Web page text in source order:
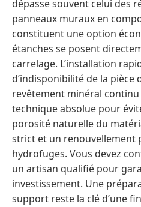
dépasse souvent celui des
panneaux muraux en
constituent une option
étanches se posent
carrelage. L’installation
d’indisponibilité de la pièce
revêtement minéral
technique absolue pour
porosité naturelle du
strict et un renouvellement
hydrofuges. Vous devez
un artisan qualifié pour
investissement. Une
support reste la clé d’une